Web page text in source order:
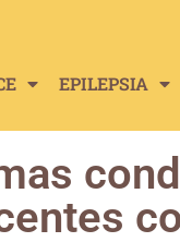
EPILEPSIA